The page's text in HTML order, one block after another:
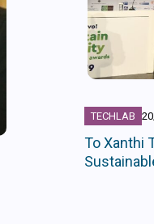
TECHLAB
Το Xanthi